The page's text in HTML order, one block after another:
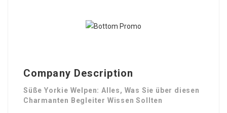
Company Description
Süße Yorkie Welpen: Alles, Was Sie über diesen
Charmanten Begleiter Wissen Sollten